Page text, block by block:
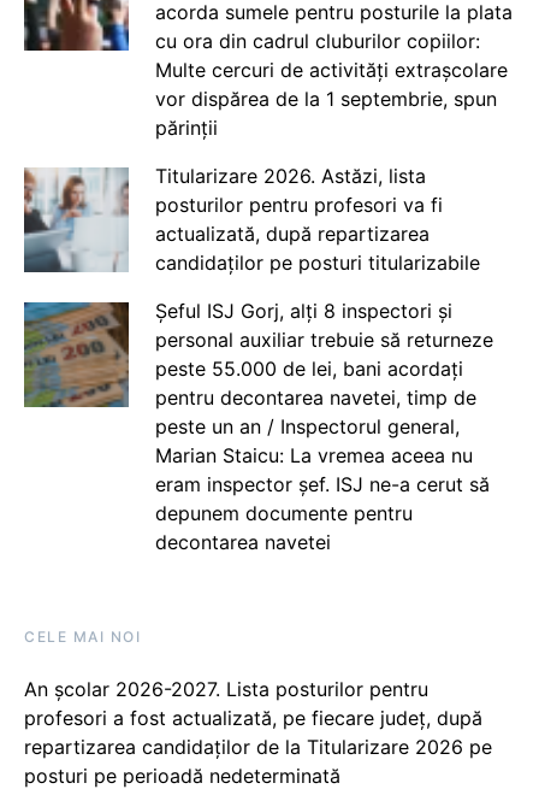
acorda sumele pentru posturile la plata
cu ora din cadrul cluburilor copiilor:
Multe cercuri de activități extrașcolare
vor dispărea de la 1 septembrie, spun
părinții
Titularizare 2026. Astăzi, lista
posturilor pentru profesori va fi
actualizată, după repartizarea
candidaților pe posturi titularizabile
Șeful ISJ Gorj, alți 8 inspectori și
personal auxiliar trebuie să returneze
peste 55.000 de lei, bani acordați
pentru decontarea navetei, timp de
peste un an / Inspectorul general,
Marian Staicu: La vremea aceea nu
eram inspector șef. ISJ ne-a cerut să
depunem documente pentru
decontarea navetei
CELE MAI NOI
An școlar 2026-2027. Lista posturilor pentru
profesori a fost actualizată, pe fiecare județ, după
repartizarea candidaților de la Titularizare 2026 pe
posturi pe perioadă nedeterminată